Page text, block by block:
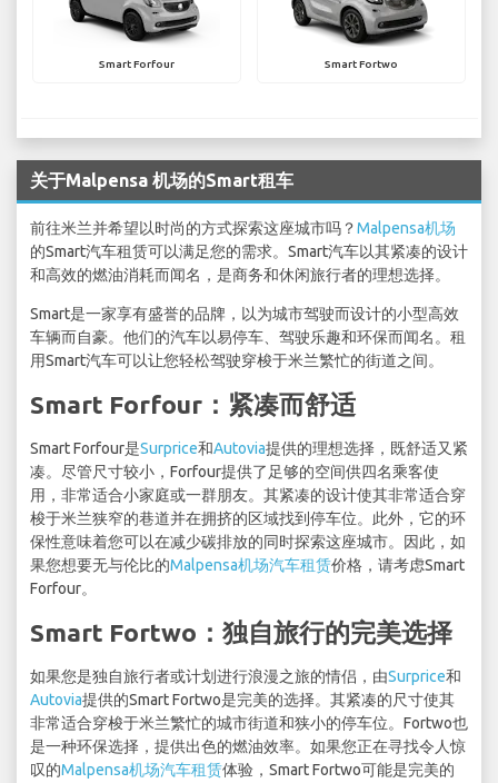
Smart Forfour Smart Fortwo
关于Malpensa 机场的Smart租车
前往米兰并希望以时尚的方式探索这座城市吗？Malpensa机场
的Smart汽车租赁可以满足您的需求。Smart汽车以其紧凑的设计
和高效的燃油消耗而闻名，是商务和休闲旅行者的理想选择。
Smart是一家享有盛誉的品牌，以为城市驾驶而设计的小型高效
车辆而自豪。他们的汽车以易停车、驾驶乐趣和环保而闻名。租
用Smart汽车可以让您轻松驾驶穿梭于米兰繁忙的街道之间。
Smart Forfour：紧凑而舒适
Smart Forfour是Surprice和Autovia提供的理想选择，既舒适又紧
凑。尽管尺寸较小，Forfour提供了足够的空间供四名乘客使
用，非常适合小家庭或一群朋友。其紧凑的设计使其非常适合穿
梭于米兰狭窄的巷道并在拥挤的区域找到停车位。此外，它的环
保性意味着您可以在减少碳排放的同时探索这座城市。因此，如
果您想要无与伦比的Malpensa机场汽车租赁价格，请考虑Smart
Forfour。
Smart Fortwo：独自旅行的完美选择
如果您是独自旅行者或计划进行浪漫之旅的情侣，由Surprice和
Autovia提供的Smart Fortwo是完美的选择。其紧凑的尺寸使其
非常适合穿梭于米兰繁忙的城市街道和狭小的停车位。Fortwo也
是一种环保选择，提供出色的燃油效率。如果您正在寻找令人惊
叹的Malpensa机场汽车租赁体验，Smart Fortwo可能是完美的